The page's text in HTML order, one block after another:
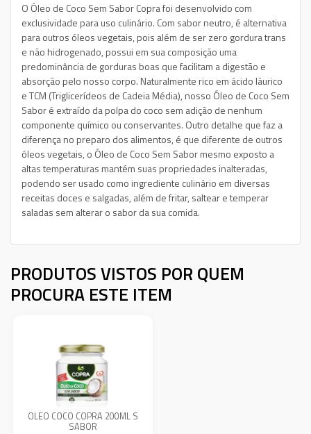
O Óleo de Coco Sem Sabor Copra foi desenvolvido com
exclusividade para uso culinário. Com sabor neutro, é alternativa
para outros óleos vegetais, pois além de ser zero gordura trans
e não hidrogenado, possui em sua composição uma
predominância de gorduras boas que facilitam a digestão e
absorção pelo nosso corpo. Naturalmente rico em ácido láurico
e TCM (Triglicerídeos de Cadeia Média), nosso Óleo de Coco Sem
Sabor é extraído da polpa do coco sem adição de nenhum
componente químico ou conservantes. Outro detalhe que faz a
diferença no preparo dos alimentos, é que diferente de outros
óleos vegetais, o Óleo de Coco Sem Sabor mesmo exposto a
altas temperaturas mantém suas propriedades inalteradas,
podendo ser usado como ingrediente culinário em diversas
receitas doces e salgadas, além de fritar, saltear e temperar
saladas sem alterar o sabor da sua comida.
PRODUTOS VISTOS POR QUEM
PROCURA ESTE ITEM
OLEO COCO COPRA 200ML S
SABOR